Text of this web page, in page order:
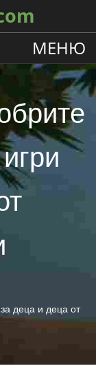
МЕНЮ
деца и деца от